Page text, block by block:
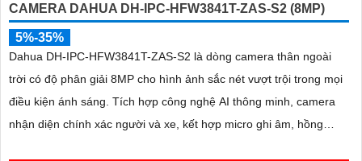
CAMERA DAHUA DH-IPC-HFW3841T-ZAS-S2 (8MP)
5%-35%
Dahua DH-IPC-HFW3841T-ZAS-S2 là dòng camera thân ngoài
trời có độ phân giải 8MP cho hình ảnh sắc nét vượt trội trong mọi
điều kiện ánh sáng. Tích hợp công nghệ AI thông minh, camera
nhận diện chính xác người và xe, kết hợp micro ghi âm, hồng